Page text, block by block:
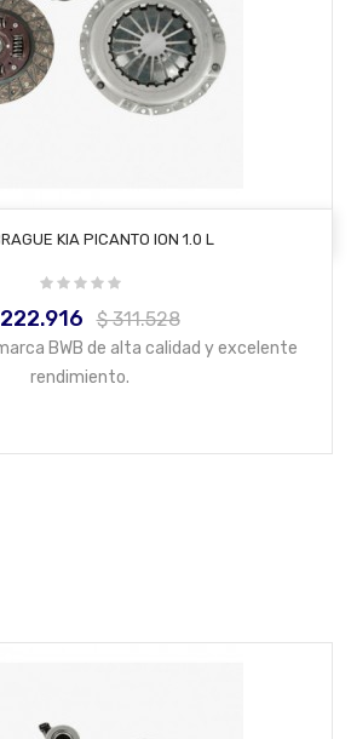
AÑADIR AL CARRITO
KIA PICANTO ION 1.0 L
Precio
base
$ 311.528
BWB de alta calidad y excelente
rendimiento.